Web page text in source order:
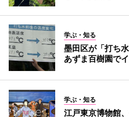
学ぶ・知る
墨田区が「打ち
あずま百樹園で
学ぶ・知る
江戸東京博物館